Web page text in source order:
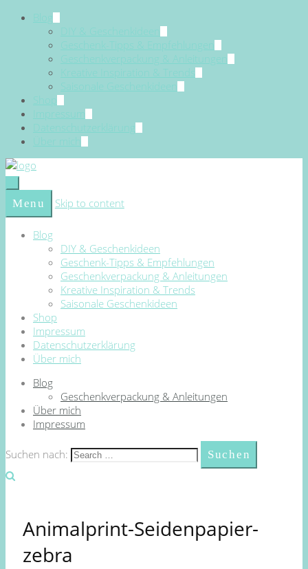
Blog
DIY & Geschenkideen
Geschenk-Tipps & Empfehlungen
Geschenkverpackung & Anleitungen
Kreative Inspiration & Trends
Saisonale Geschenkideen
Shop
Impressum
Datenschutzerklärung
Über mich
Menu Skip to content
Blog
DIY & Geschenkideen
Geschenk-Tipps & Empfehlungen
Geschenkverpackung & Anleitungen
Kreative Inspiration & Trends
Saisonale Geschenkideen
Shop
Impressum
Datenschutzerklärung
Über mich
Blog
Geschenkverpackung & Anleitungen
Über mich
Impressum
Suchen nach:
Animalprint-Seidenpapier-
zebra